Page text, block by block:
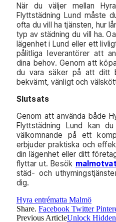
När du väljer mellan
Flyttstädning Lund måste
ofta du vill ha tjänsten, hur
typ av städning du vill ha.
lägenhet i Lund eller ett
pålitliga leverantörer att
dina behov. Genom att
du vara säker på att ditt
bekvämt, vänligt och
Slutsats
Genom att använda både
Flyttstädning Lund kan
välkomnande på ett
erbjuder praktiska och
din lägenhet eller ditt
flyttar ut. Besök
städ- och
dig.
Hyra entrématta Malmö
Share. Facebook Twitter
Previous ArticleUnlock Hidden